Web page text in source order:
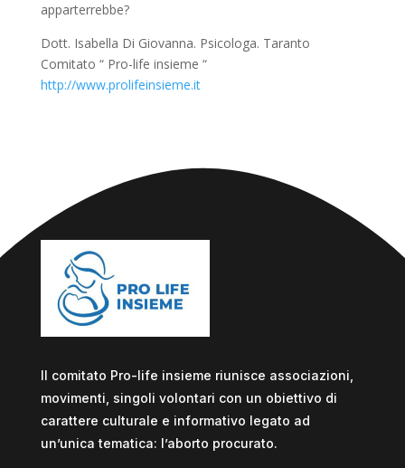
apparterrebbe?
Dott. Isabella Di Giovanna. Psicologa. Taranto
Comitato “ Pro-life insieme “
http://www.prolifeinsieme.it
Il comitato Pro-life insieme riunisce associazioni,
movimenti, singoli volontari con un obiettivo di
carattere culturale e informativo legato ad
un’unica tematica: l’aborto procurato.